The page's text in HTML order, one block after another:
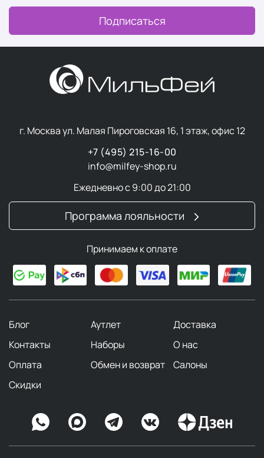
Подписаться
г. Москва ул. Малая Пироговская 16, 1 этаж, офис 12
+7 (495) 215-16-00
info@milfey-shop.ru
Ежедневно с 9:00 до 21:00
Программа лояльности
Принимаем к оплате
Блог Аутлет
Доставка
Контакты
Наборы
О нас
Оплата
Обмен и возврат
Салоны
Скидки